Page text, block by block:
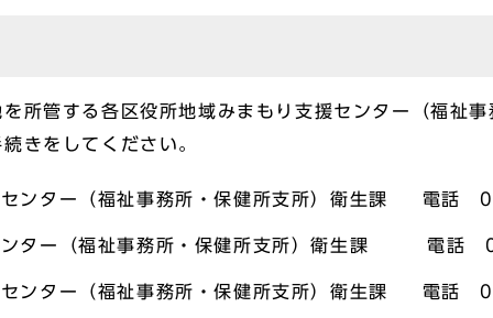
所管する各区役所地域みまもり支援センター（福祉
きをしてください。
センター（福祉事務所・保健所支所）衛生課 電
センター（福祉事務所・保健所支所）衛生課 電
センター（福祉事務所・保健所支所）衛生課 電